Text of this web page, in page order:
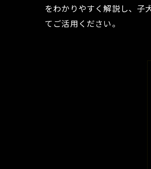
をわかりやすく解説し、子
てご活用ください。